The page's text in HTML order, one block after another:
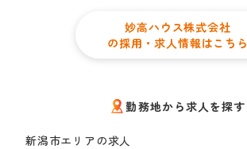
妙高ハウス株式会社
の採用・求人情報はこちら
勤務地から求人を探す
新潟市エリアの求人